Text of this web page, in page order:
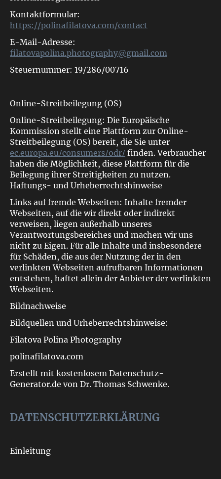
Kontaktformular:
https://polinafilatova.com/contact
E-Mail-Adresse:
filatovapolina.photography@gmail.com
Steuernummer: 19/286/00716
Online-Streitbeilegung (OS)
Online-Streitbeilegung: Die Europäische
Kommission stellt eine Plattform zur Online-
Streitbeilegung (OS) bereit, die Sie unter
ec.europa.eu/consumers/odr/ finden. Verbraucher
haben die Möglichkeit, diese Plattform für die
Beilegung ihrer Streitigkeiten zu nutzen.
Haftungs- und Urheberrechtshinweise
Links auf fremde Webseiten: Inhalte fremder
Webseiten, auf die wir direkt oder indirekt
verweisen, liegen außerhalb unseres
Verantwortungsbereiches und machen wir uns
nicht zu Eigen. Für alle Inhalte und insbesondere
für Schäden, die aus der Nutzung der in den
verlinkten Webseiten aufrufbaren Informationen
entstehen, haftet allein der Anbieter der verlinkten
Webseiten.
Bildnachweise
Bildquellen und Urheberrechtshinweise:
Filatova Polina Photography
polinafilatova.com
Erstellt mit kostenlosem Datenschutz-
Generator.de von Dr. Thomas Schwenke.
DATENSCHUTZERKLÄRUNG
Einleitung